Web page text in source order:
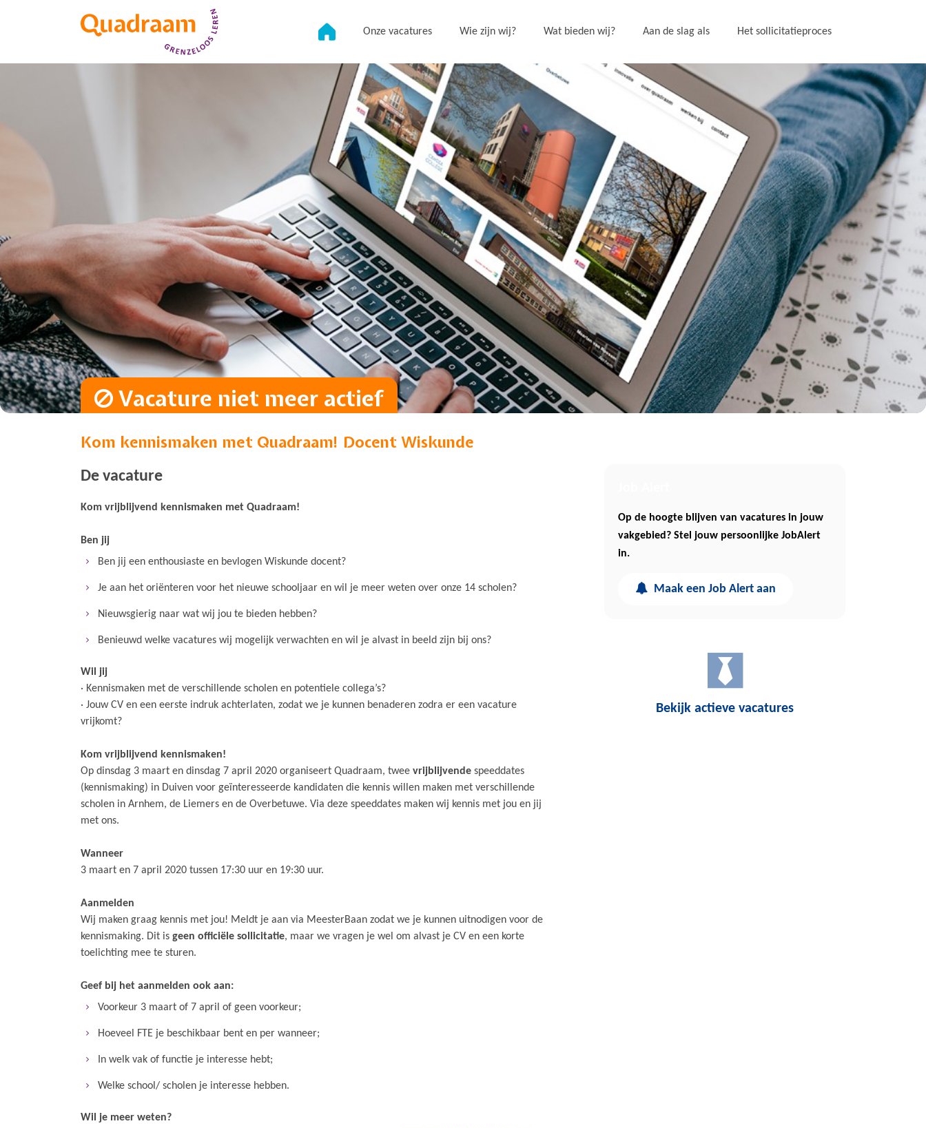
Onze vacatures Wie zijn wij? Wat bieden wij? Aan de slag als Het sollicitatieproces
Vacature niet meer actief
Kom kennismaken met Quadraam! Docent Wiskunde
De vacature
Kom vrijblijvend kennismaken met Quadraam!
Ben jij
Ben jij een enthousiaste en bevlogen Wiskunde docent?
Je aan het oriënteren voor het nieuwe schooljaar en wil je meer weten over onze 14 scholen?
Nieuwsgierig naar wat wij jou te bieden hebben?
Benieuwd welke vacatures wij mogelijk verwachten en wil je alvast in beeld zijn bij ons?
Wil jij
· Kennismaken met de verschillende scholen en potentiele collega’s?
· Jouw CV en een eerste indruk achterlaten, zodat we je kunnen benaderen zodra er een vacature
vrijkomt?
Kom vrijblijvend kennismaken!
Op dinsdag 3 maart en dinsdag 7 april 2020 organiseert Quadraam, twee vrijblijvende speeddates
(kennismaking) in Duiven voor geïnteresseerde kandidaten die kennis willen maken met verschillende
scholen in Arnhem, de Liemers en de Overbetuwe. Via deze speeddates maken wij kennis met jou en jij
met ons.
Wanneer
3 maart en 7 april 2020 tussen 17:30 uur en 19:30 uur.
Aanmelden
Wij maken graag kennis met jou! Meldt je aan via MeesterBaan zodat we je kunnen uitnodigen voor de
kennismaking. Dit is geen officiële sollicitatie, maar we vragen je wel om alvast je CV en een korte
toelichting mee te sturen.
Geef bij het aanmelden ook aan:
Voorkeur 3 maart of 7 april of geen voorkeur;
Hoeveel FTE je beschikbaar bent en per wanneer;
In welk vak of functie je interesse hebt;
Welke school/ scholen je interesse hebben.
Wil je meer weten?
Op de hoogte blijven van vacatures in jouw
vakgebied? Stel jouw persoonlijke JobAlert
in.
Maak een Job Alert aan
Bekijk actieve vacatures